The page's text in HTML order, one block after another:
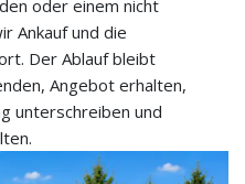
oder einem nicht
Ankauf und die
Der Ablauf bleibt
Angebot erhalten,
unterschreiben und